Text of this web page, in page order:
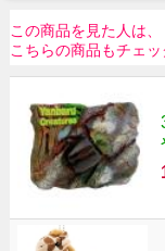
この商品を見た人は、
こちらの商品もチェッ